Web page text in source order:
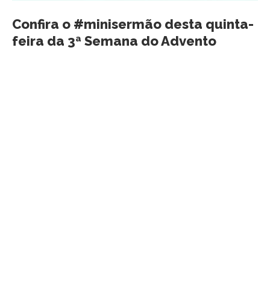
Confira o #minisermão desta quinta-
feira da 3ª Semana do Advento